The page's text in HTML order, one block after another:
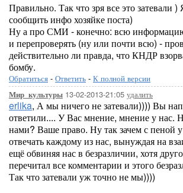
Правильно. Так что зря все это затевали )
сообщить инфо хозяйке поста)
Ну а про СМИ - конечно: всю
и перепроверять (ну или почти всю) -
действительно ли правда, что КНДР
бомбу.
Обратиться - Ответить - К полной версии
Мир_культуры 13-02-2013-21:05 удалить
erlika, А мы ничего не затевали)))) Вы
ответили.... У Вас мнение, мнение у нас.
нами? Ваше право. Ну так зачем с пеной у
отвечать каждому из нас, вынуждая на
ещё обвиняя нас в безразличии, хотя
перечитал все комментарии и этого
Так что затевали уж точно не мы))))